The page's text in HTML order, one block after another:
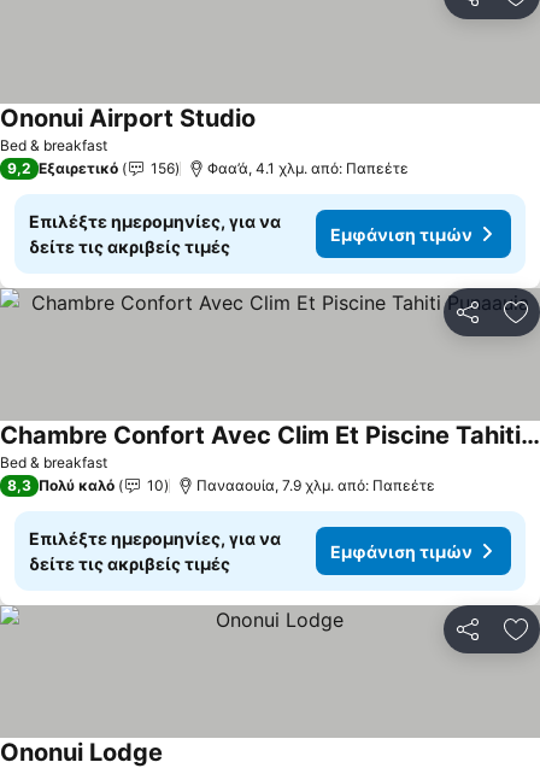
Bed & breakfast
Ononui Airport Studio
9,2 Εξαιρετικό 156 Φαα’ά, 4.1 χλμ. από: Παπεέτε
Επιλέξτε ημερομηνίες, για να
δείτε τις ακριβείς τιμές
Εμφάνιση τιμών
Bed & breakfast
Chambre Confort Avec Clim Et Piscine Tahiti Punaauia
Εμφάνιση τιμών
8,3 Πολύ καλό 10 Πανααουία, 7.9 χλμ. από: Παπεέτε
Επιλέξτε ημερομηνίες, για να
δείτε τις ακριβείς τιμές
Εμφάνιση τιμών
Ononui Lodge